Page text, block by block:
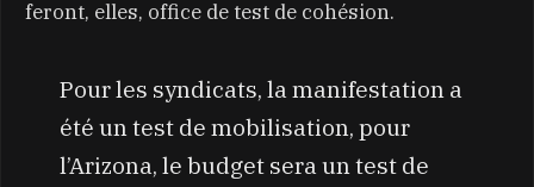
feront, elles, office de test de cohésion.
Pour les syndicats, la manifestation a
été un test de mobilisation, pour
l’Arizona, le budget sera un test de